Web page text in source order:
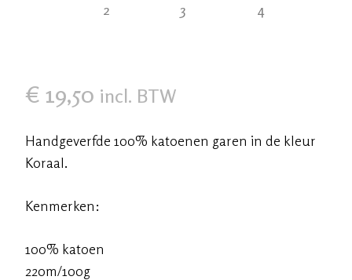
€ 19,50 incl. BTW
Handgeverfde 100% katoenen garen in de kleur
Koraal.
Kenmerken:
100% katoen
220m/100g